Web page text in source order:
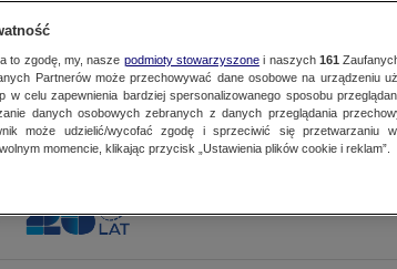
to zgodę, my, nasze podmioty stowarzyszonei naszych 161
Partnerów może przechowywać dane osobowe na urządzeniu
w celu zapewnienia bardziej spersonalizowanego sposobu
danych osobowych zebranych z danych przeglądania
może udzielić/wycofać zgodę i sprzeciwić się przetwarzaniu
momencie, klikając przycisk „Ustawienia plików cookie i reklam”.